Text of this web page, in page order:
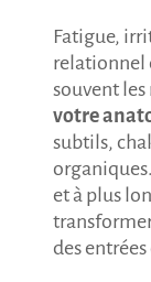
Fatigue,
relationnel
souvent les
votre
subtils,
et à plus
des